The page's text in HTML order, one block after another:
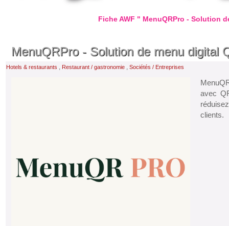
Fiche AWF " MenuQRPro - Solution
MenuQRPro - Solution de menu digital
Hotels & restaurants , Restaurant / gastronomie , Sociétés / Entreprises
avec
clients.